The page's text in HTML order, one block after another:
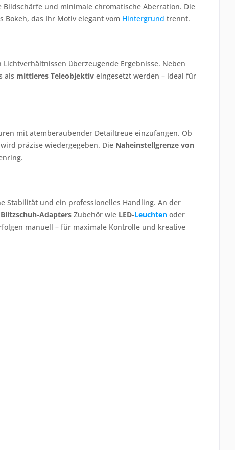
und minimale chromatische Aberration. Die
Bokeh, das Ihr Motiv elegant vom Hintergrund trennt.
überzeugende Ergebnisse. Neben
als mittleres Teleobjektiv eingesetzt werden – ideal für
mit atemberaubender Detailtreue einzufangen. Ob
präzise wiedergegeben. Die Naheinstellgrenze von
Stabilität und ein professionelles Handling. An der
Blitzschuh-Adapters Zubehör wie LED-Leuchten oder
manuell – für maximale Kontrolle und kreative